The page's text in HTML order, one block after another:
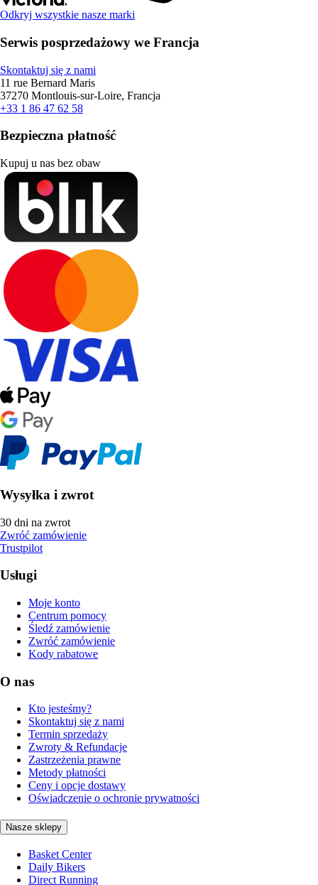
Odkryj wszystkie nasze marki
Serwis posprzedażowy we Francja
Skontaktuj się z nami
11 rue Bernard Maris
37270 Montlouis-sur-Loire, Francja
+33 1 86 47 62 58
Bezpieczna płatność
Kupuj u nas bez obaw
Wysyłka i zwrot
30 dni na zwrot
Zwróć zamówienie
Trustpilot
Usługi
Moje konto
Centrum pomocy
Śledź zamówienie
Zwróć zamówienie
Kody rabatowe
O nas
Kto jesteśmy?
Skontaktuj się z nami
Termin sprzedaży
Zwroty & Refundacje
Zastrzeżenia prawne
Metody płatności
Ceny i opcje dostawy
Oświadczenie o ochronie prywatności
Nasze sklepy
Basket Center
Daily Bikers
Direct Running